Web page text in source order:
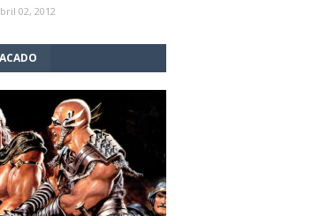
02, 2012